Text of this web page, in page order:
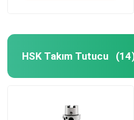
HSK Takım Tutucu